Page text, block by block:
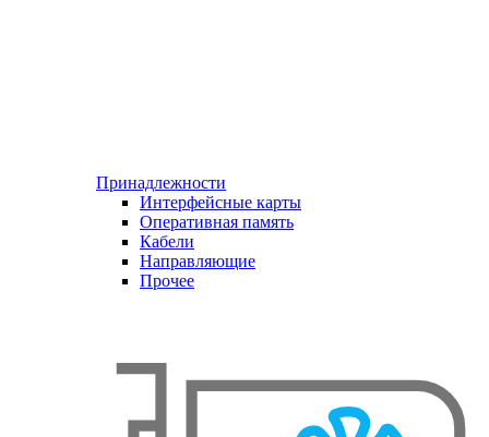
Принадлежности
Интерфейсные карты
Оперативная память
Кабели
Направляющие
Прочее